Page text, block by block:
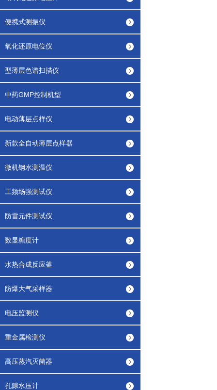
便携式测振仪
氧化还原电位仪
型薄层色谱扫描仪
中药GMP控制机型
电动薄层点样仪
新款全自动薄层点样器
微机钢水测温仪
工频场强测试仪
防雷元件测试仪
数显糖度计
水热合成反应釜
防爆大气采样器
电压监测仪
重金属检测仪
高压蒸汽灭菌器
孔隙水压计